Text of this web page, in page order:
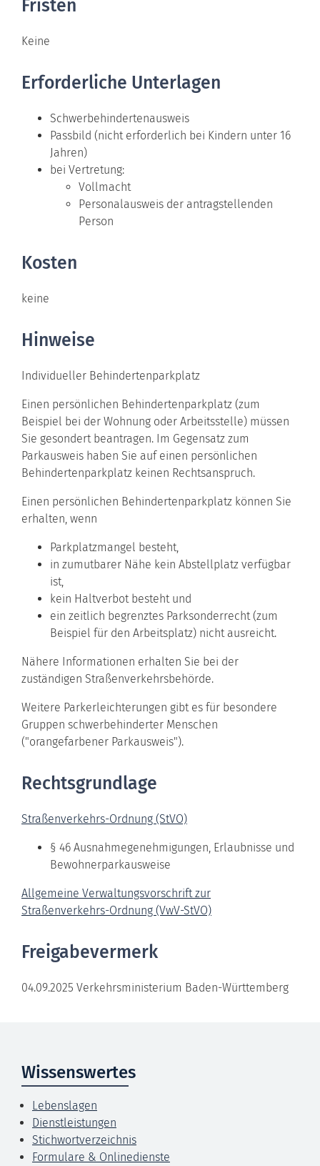
Fristen
Keine
Erforderliche Unterlagen
Schwerbehindertenausweis
Passbild (nicht erforderlich bei Kindern unter 16
Jahren)
bei Vertretung:
Vollmacht
Personalausweis der antragstellenden
Person
Kosten
keine
Hinweise
Individueller Behindertenparkplatz
Einen persönlichen Behindertenparkplatz (zum
Beispiel bei der Wohnung oder Arbeitsstelle) müssen
Sie gesondert beantragen. Im Gegensatz zum
Parkausweis haben Sie auf einen persönlichen
Behindertenparkplatz keinen Rechtsanspruch.
Einen persönlichen Behindertenparkplatz können Sie
erhalten, wenn
Parkplatzmangel besteht,
in zumutbarer Nähe kein Abstellplatz verfügbar
ist,
kein Haltverbot besteht und
ein zeitlich begrenztes Parksonderrecht (zum
Beispiel für den Arbeitsplatz) nicht ausreicht.
Nähere Informationen erhalten Sie bei der
zuständigen Straßenverkehrsbehörde.
Weitere Parkerleichterungen gibt es für besondere
Gruppen schwerbehinderter Menschen
("orangefarbener Parkausweis").
Rechtsgrundlage
Straßenverkehrs-Ordnung (StVO)
§ 46 Ausnahmegenehmigungen, Erlaubnisse und
Bewohnerparkausweise
Allgemeine Verwaltungsvorschrift zur
Straßenverkehrs-Ordnung (VwV-StVO)
Freigabevermerk
04.09.2025 Verkehrsministerium Baden-Württemberg
Wissenswertes
Lebenslagen
Dienstleistungen
Stichwortverzeichnis
Formulare & Onlinedienste